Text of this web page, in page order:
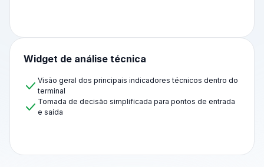
Widget de análise técnica
Visão geral dos principais indicadores técnicos dentro do
terminal
Tomada de decisão simplificada para pontos de entrada
e saída